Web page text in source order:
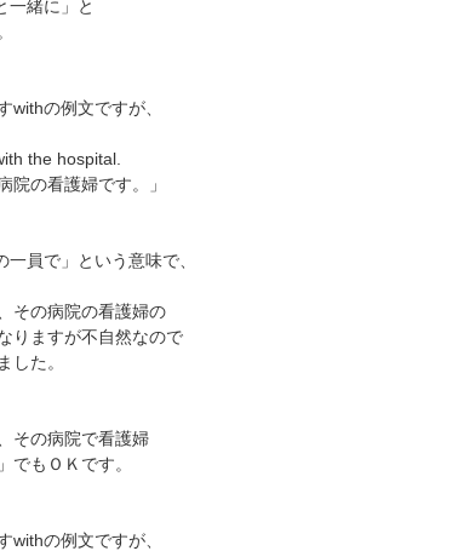
一緒に」と
withの例文ですが、
the hospital.
院の看護婦です。」
一員で」という意味で、
その病院の看護婦の
りますが不自然なので
した。
その病院で看護婦
でもＯＫです。
withの例文ですが、